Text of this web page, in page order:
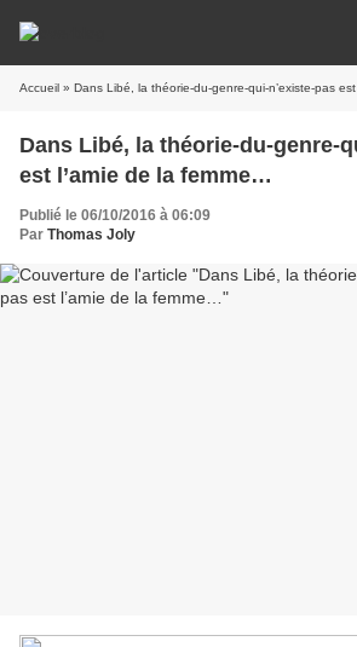
Accueil » Dans Libé, la théorie-du-genre-qui-n’existe-pas est
Dans Libé, la théorie-du-genre-
est l’amie de la femme…
Publié le 06/10/2016 à 06:09
Par Thomas Joly